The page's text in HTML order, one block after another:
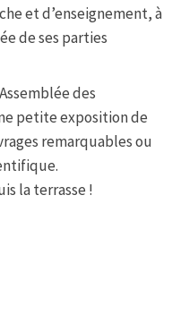
et d’enseignement, à
de ses parties
des
petite exposition de
remarquables ou
la terrasse !